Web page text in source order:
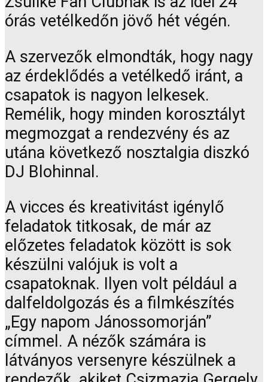
órás vetélkedőn jövő hét végén.
A szervezők elmondták, hogy nagy
az érdeklődés a vetélkedő iránt, a
csapatok is nagyon lelkesek.
Remélik, hogy minden korosztályt
megmozgat a rendezvény és az
utána következő nosztalgia diszkó
DJ Blohinnal.
A vicces és kreativitást igénylő
feladatok titkosak, de már az
előzetes feladatok között is sok
készülni valójuk is volt a
csapatoknak. Ilyen volt például a
dalfeldolgozás és a filmkészítés
„Egy napom Jánossomorján”
címmel. A nézők számára is
látványos versenyre készülnek a